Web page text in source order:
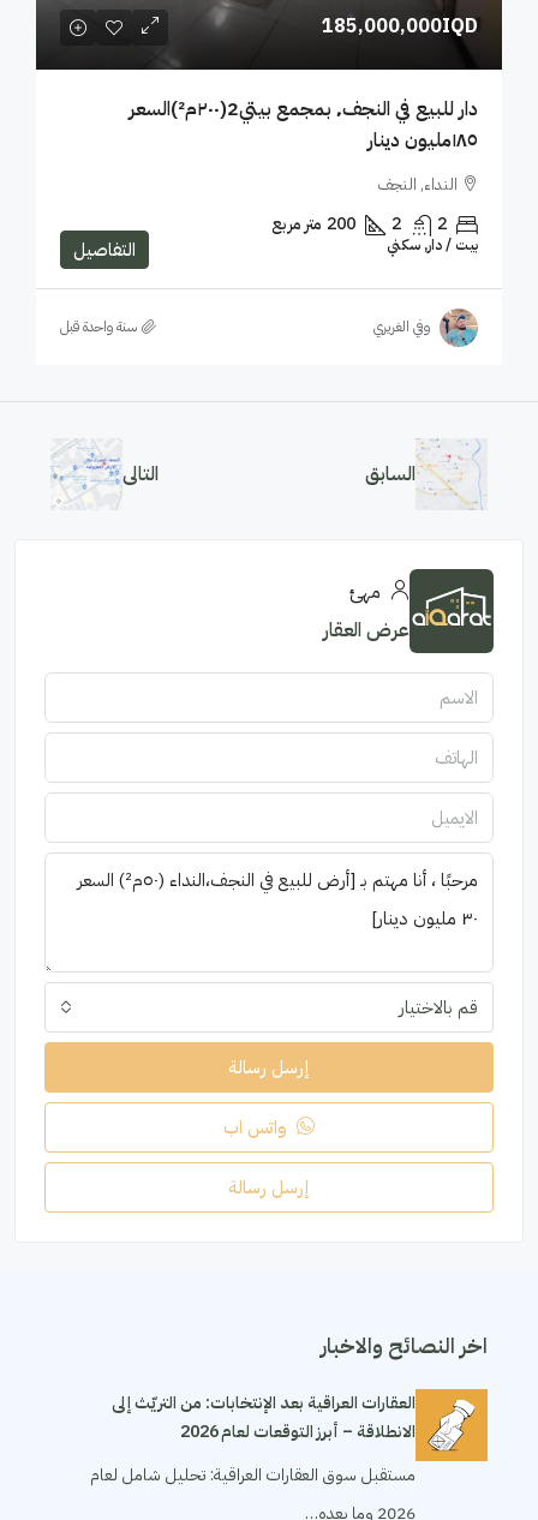
185,000,000IQD
دار للبيع في النجف٬ بمجمع بيتي2(٢٠٠م²)السعر
١٨٥مليون دينار
النداء, النجف
2
2
200 متر مربع
بيت / دار, سكني التفاصيل
وفي الغريري ‏سنة واحدة قبل
السابق التالى
مهئ
عرض العقار
قم بالاختيار
إرسل رسالة
واتس اب
إرسل رسالة
اخر النصائح والاخبار
العقارات العراقية بعد الإنتخابات: من التريّث إلى
الانطلاقة – أبرز التوقعات لعام 2026
مستقبل سوق العقارات العراقية: تحليل شامل لعام
2026 وما بعده…